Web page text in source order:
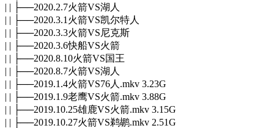
| | ├──2020.2.7火箭VS湖人
| | ├──2020.3.1火箭VS凯尔特人
| | ├──2020.3.3火箭VS尼克斯
| | ├──2020.3.6快船VS火箭
| | ├──2020.8.10火箭VS国王
| | ├──2020.8.7火箭VS湖人
| | ├──2019.1.4火箭VS76人.mkv 3.23G
| | ├──2019.1.9老鹰VS火箭.mkv 3.88G
| | ├──2019.10.25雄鹿VS火箭.mkv 3.15G
| | ├──2019.10.27火箭VS鹈鹕.mkv 2.51G